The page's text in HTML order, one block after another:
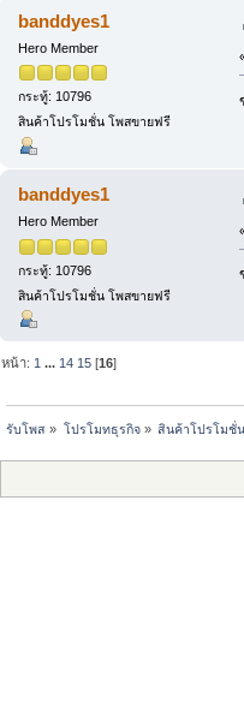
banddyes1
Hero Member
กระทู้: 10796
สินค้าโปรโมชั่น โพสขายฟรี
banddyes1
Hero Member
กระทู้: 10796
สินค้าโปรโมชั่น โพสขายฟรี
หน้า: 1 ... 14 15 [16]
รับโพส » โปรโมทธุรกิจ» สินค้าโปรโมชั่